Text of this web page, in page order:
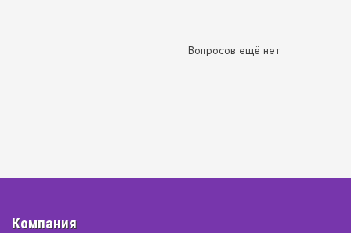
Вопросов ещё нет
Компания